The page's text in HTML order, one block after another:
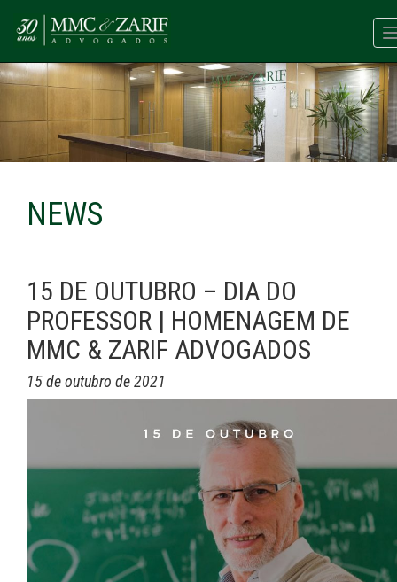
NEWS
15 DE OUTUBRO – DIA DO
PROFESSOR | HOMENAGEM DE
MMC & ZARIF ADVOGADOS
15 de outubro de 2021